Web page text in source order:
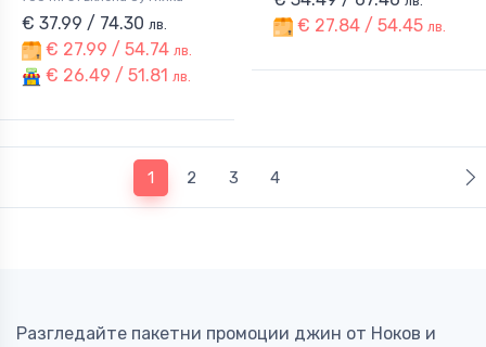
€ 37.99 / 74.30 лв.
€ 27.99 / 54.74 лв.
€ 26.49 / 51.81 лв.
€ 27.84 / 54.45 лв.
1(current)
2 3 4
Разгледайте пакетни промоции джин от Ноков и